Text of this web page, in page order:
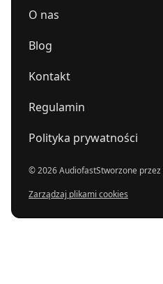
O nas
Blog
Kontakt
Regulamin
Polityka prywatności
© 2026 AudiofastStworzone przez
Zarządzaj plikami cookies